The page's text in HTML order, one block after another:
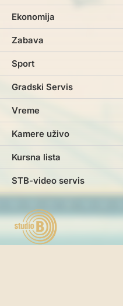
Ekonomija
Zabava
Sport
Gradski Servis
Vreme
Kamere uživo
Kursna lista
STB-video servis